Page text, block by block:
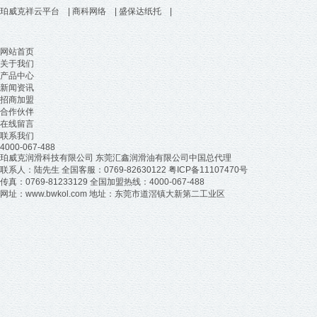
珀威克祥云平台 商科网络 盛保达纸托
网站首页
关于我们
产品中心
新闻资讯
招商加盟
合作伙伴
在线留言
联系我们
4000-067-488
珀威克润滑科技有限公司 东莞汇鑫润滑油有限公司中国总代理
联系人：陆先生 全国客服：0769-82630122 粤ICP备11107470号
传真：0769-81233129 全国加盟热线：4000-067-488
网址：www.bwkol.com 地址：东莞市道滘镇大新第二工业区